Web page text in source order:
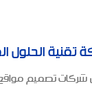
تقنية الحلول
شركات تصميم